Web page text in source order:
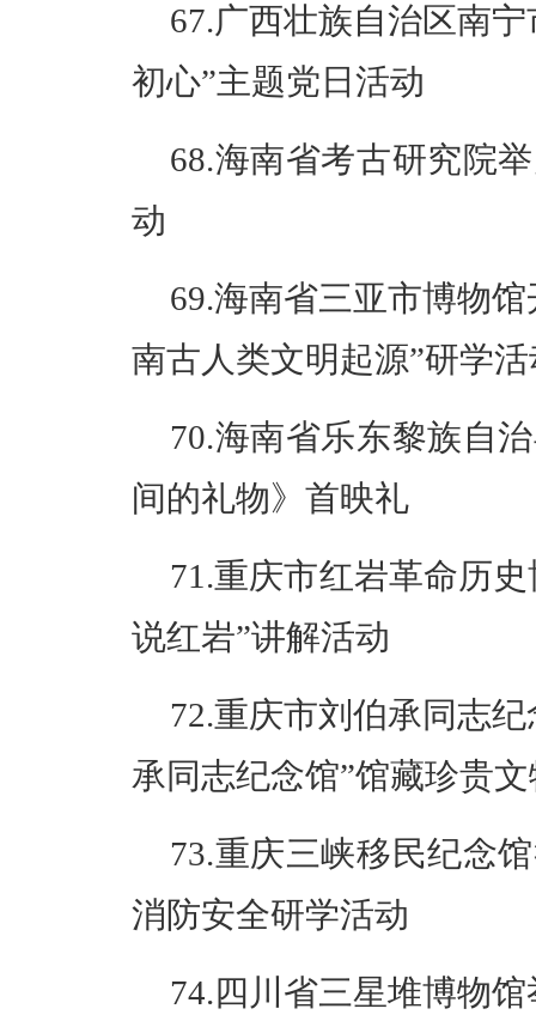
67.广西壮族自治区南
初心”主题党日活动
68.海南省考古研究院
动
69.海南省三亚市博物
南古人类文明起源”研学
70.海南省乐东黎族自
间的礼物》首映礼
71.重庆市红岩革命历
说红岩”讲解活动
72.重庆市刘伯承同志
承同志纪念馆”馆藏珍贵
73.重庆三峡移民纪念
消防安全研学活动
74.四川省三星堆博物